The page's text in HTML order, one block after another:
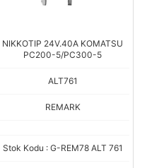
NIKKOTIP 24V.40A KOMATSU
PC200-5/PC300-5
ALT761
REMARK
Stok Kodu : G-REM78 ALT 761